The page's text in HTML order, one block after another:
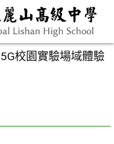
5G校園實驗場域體驗